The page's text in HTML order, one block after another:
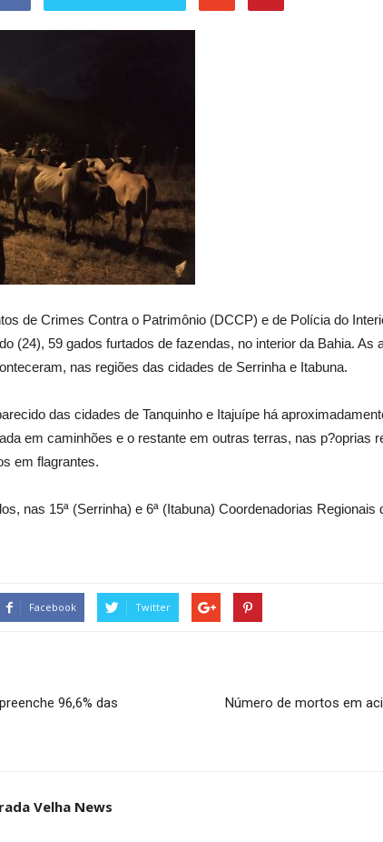
de Crimes Contra o Patrimônio (DCCP) e de Polícia do
(24), 59 gados furtados de fazendas, no interior da Bahia. As
nas regiões das cidades de Serrinha e Itabuna.
das cidades de Tanquinho e Itajuípe há
em caminhões e o restante em outras terras, nas p?oprias
em flagrantes.
nas 15ª (Serrinha) e 6ª (Itabuna) Coordenadorias Regionais
Facebook Twitter
96,6% das
Número de mortos em
Velha News